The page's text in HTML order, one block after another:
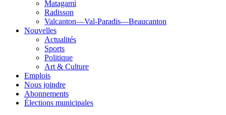
Matagami
Radisson
Valcanton—Val-Paradis—Beaucanton
Nouvelles
Actualités
Sports
Politique
Art & Culture
Emplois
Nous joindre
Abonnements
Élections municipales